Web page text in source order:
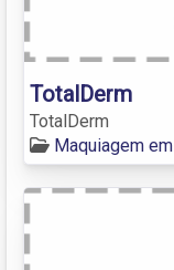
TotalDerm
TotalDerm
Maquiagem